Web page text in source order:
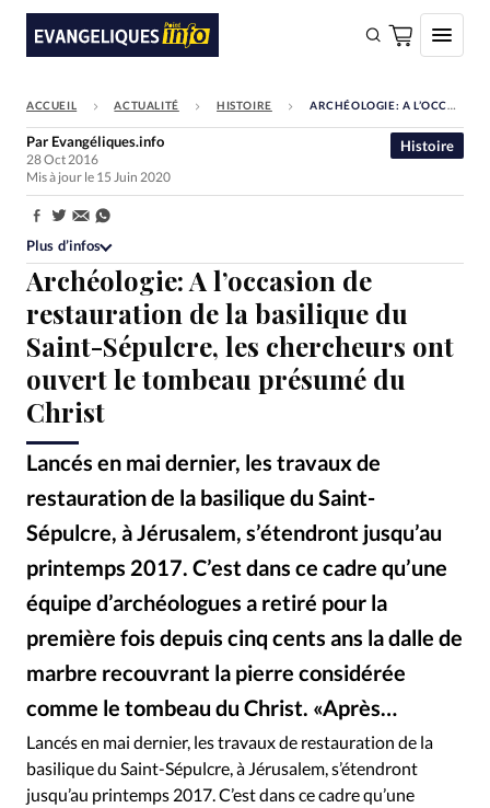
FAIRE UN DON
Faire un don
Société
Monde
Bible
Toute l'actualité
Se connecter
Devise:CHF
RUBRIQUES
Toute l'actualité Bible Culture
Economie
Eglises
Liberté religieuse
Religions
Société
ACCUEIL ACTUALITÉ HISTOIRE ARCHÉOLOGIE: A L’OCCASION DE RESTAURATION DE LA BASILIQUE DU SAINT-SÉPULCRE, LES CHERCHEURS ONT OUVERT LE TOMBEAU PRÉSUMÉ DU CHRIST
Archéologie: A l’occasion de
restauration de la basilique du
Saint-Sépulcre, les chercheurs ont
ouvert le tombeau présumé du
Christ
Lancés en mai dernier, les travaux de
restauration de la basilique du Saint-
Sépulcre, à Jérusalem, s’étendront jusqu’au
printemps 2017. C’est dans ce cadre qu’une
équipe d’archéologues a retiré pour la
première fois depuis cinq cents ans la dalle de
marbre recouvrant la pierre considérée
comme le tombeau du Christ. «Après…
Histoire
Par Evangéliques.info
28 Oct 2016
Mis à jour le 15 Juin 2020
Partager:
Plus d’infos
Lancés en mai dernier, les travaux de restauration de la
basilique du Saint-Sépulcre, à Jérusalem, s’étendront
jusqu’au printemps 2017. C’est dans ce cadre qu’une